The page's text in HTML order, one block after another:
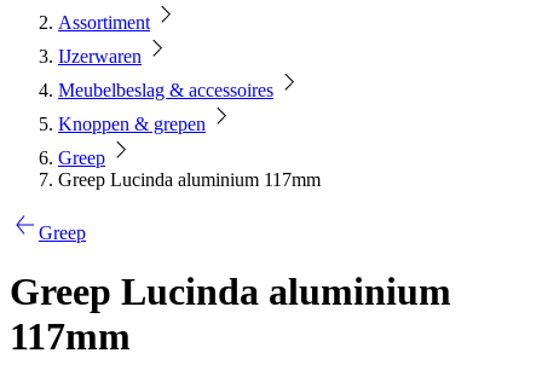
Assortiment
IJzerwaren
Meubelbeslag & accessoires
Knoppen & grepen
Greep
Greep Lucinda aluminium 117mm
Greep
Greep Lucinda aluminium
117mm